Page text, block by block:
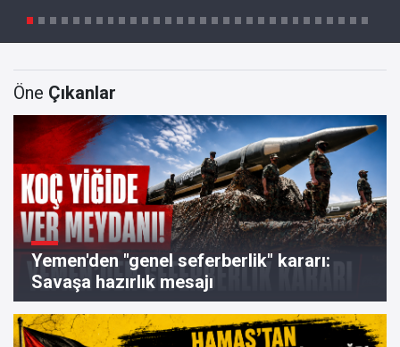
Öne Çıkanlar
Yemen'den "genel seferberlik" kararı:
Savaşa hazırlık mesajı